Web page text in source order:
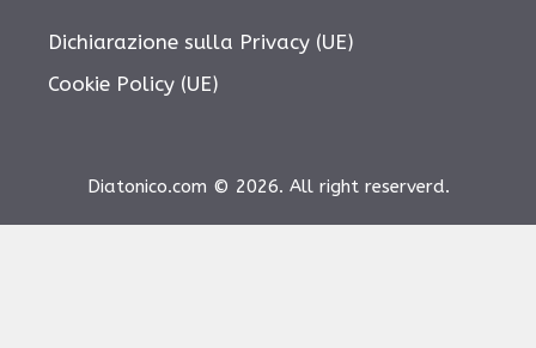
Dichiarazione sulla Privacy (UE)
Cookie Policy (UE)
Diatonico.com © 2026. All right reserverd.